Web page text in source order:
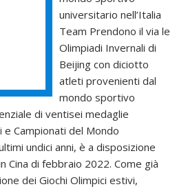
universitario nell’Italia
Team Prendono il via le
Olimpiadi Invernali di
Beijing con diciotto
atleti provenienti dal
mondo sportivo
di ventisei medaglie
Campionati del Mondo
undici anni, è a disposizione
Cina di febbraio 2022. Come già
dei Giochi Olimpici estivi,